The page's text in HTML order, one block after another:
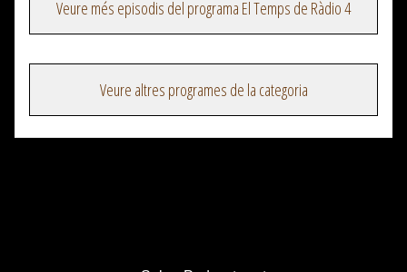
Veure més episodis del programa El Temps de Ràdio 4
Veure altres programes de la categoria